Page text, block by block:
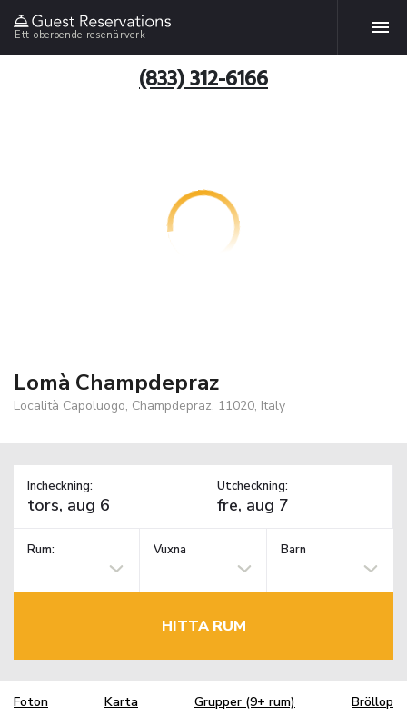
Ett oberoende resenärverk
(833) 312-6166
Lomà Champdepraz
Località Capoluogo, Champdepraz, 11020, Italy
Incheckning: Utcheckning:
Rum: Vuxna Barn
HITTA RUM
Foton Karta Grupper (9+ rum) Bröllop